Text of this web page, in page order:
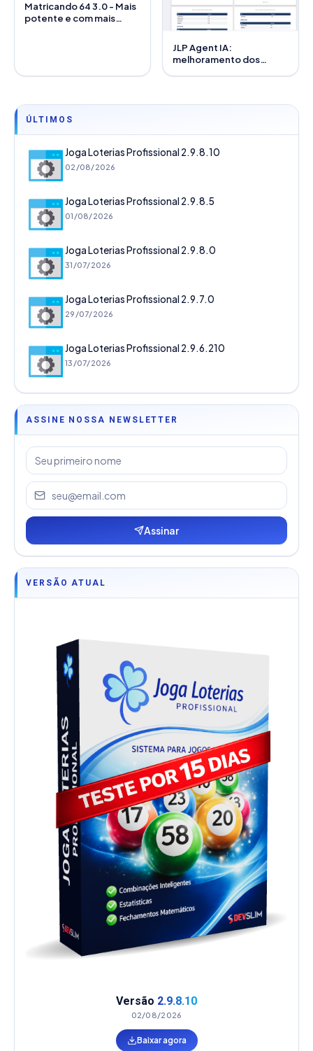
Matricando 64 3.0 - Mais
potente e com mais
JLP Agent IA:
melhoramento dos
ÚLTIMOS
Joga Loterias Profissional 2.9.8.10
02/08/2026
Joga Loterias Profissional 2.9.8.5
01/08/2026
Joga Loterias Profissional 2.9.8.0
31/07/2026
Joga Loterias Profissional 2.9.7.0
29/07/2026
Joga Loterias Profissional 2.9.6.210
13/07/2026
ASSINE NOSSA NEWSLETTER
Assinar
VERSÃO ATUAL
Versão 2.9.8.10
02/08/2026
Baixar agora